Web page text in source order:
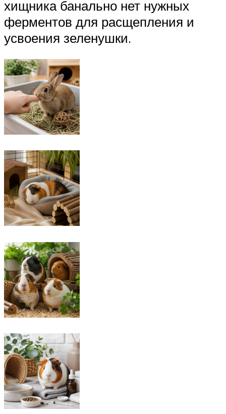
хищника банально нет нужных
ферментов для расщепления и
усвоения зеленушки.